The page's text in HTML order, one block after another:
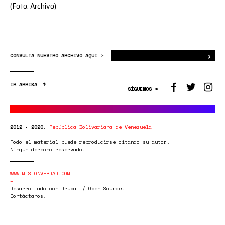
(Foto: Archivo)
CONSULTA NUESTRO ARCHIVO AQUÍ > ›
IR ARRIBA
SÍGUENOS >
2012 - 2020. República Bolivariana de Venezuela
Todo el material puede reproducirse citando su autor.
Ningún derecho reservado.
WWW.MISIONVERDAD.COM
Desarrollado con Drupal / Open Source.
Contáctanos.